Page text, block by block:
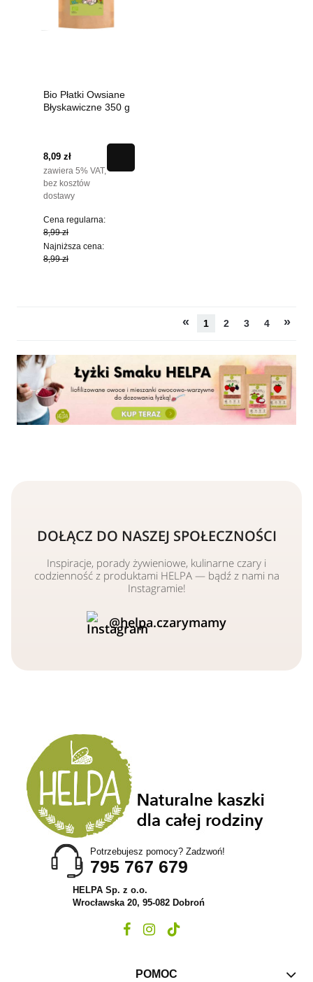
Bio Płatki Owsiane
Błyskawiczne 350 g
8,09 zł
zawiera 5% VAT,
bez kosztów
dostawy
Cena regularna:
8,99 zł
Najniższa cena:
8,99 zł
« 1 2 3 4 »
DOŁĄCZ DO NASZEJ SPOŁECZNOŚCI
Inspiracje, porady żywieniowe, kulinarne czary i
codzienność z produktami HELPA — bądź z nami na
Instagramie!
@helpa.czarymamy
Potrzebujesz pomocy? Zadzwoń!
795 767 679
HELPA Sp. z o.o.
Wrocławska 20, 95-082 Dobroń
POMOC